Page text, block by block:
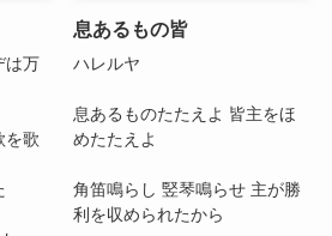
は万
を歌
息あるもの皆
ハレルヤ
息あるものたたえよ 皆主をほ
めたたえよ
角笛鳴らし 竪琴鳴らせ 主が勝
利を収められたから